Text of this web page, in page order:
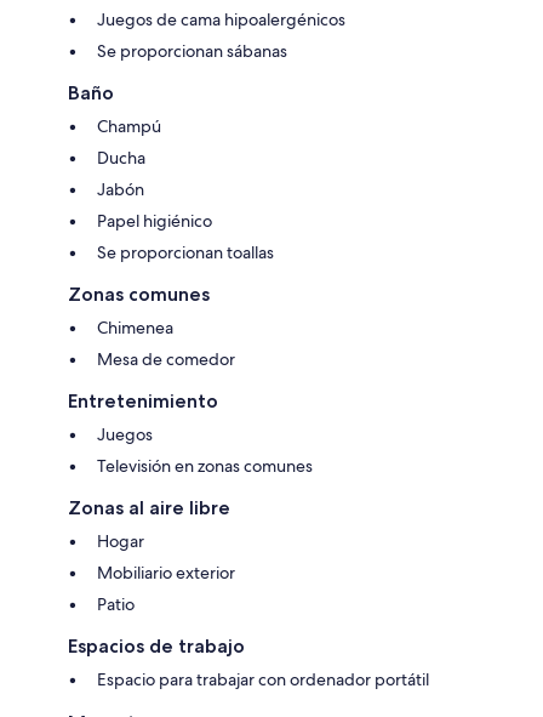
Juegos de cama hipoalergénicos
Se proporcionan sábanas
Baño
Champú
Ducha
Jabón
Papel higiénico
Se proporcionan toallas
Zonas comunes
Chimenea
Mesa de comedor
Entretenimiento
Juegos
Televisión en zonas comunes
Zonas al aire libre
Hogar
Mobiliario exterior
Patio
Espacios de trabajo
Espacio para trabajar con ordenador portátil